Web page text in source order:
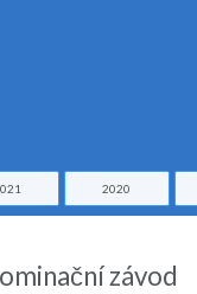
2020
závod